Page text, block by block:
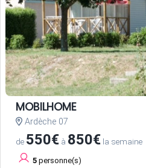
MOBILHOME
Ardèche 07
de 550€ à 850€ la semaine
5 personne(s)